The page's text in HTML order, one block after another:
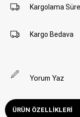
Kargolama
Kargo Bedava
Yorum Yaz
ÜRÜN ÖZELLIKLERI